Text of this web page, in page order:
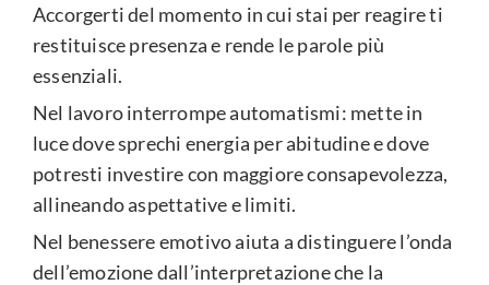
Accorgerti del momento in cui stai per reagire ti
restituisce presenza e rende le parole più
essenziali.
Nel lavoro interrompe automatismi: mette in
luce dove sprechi energia per abitudine e dove
potresti investire con maggiore consapevolezza,
allineando aspettative e limiti.
Nel benessere emotivo aiuta a distinguere l’onda
dell’emozione dall’interpretazione che la